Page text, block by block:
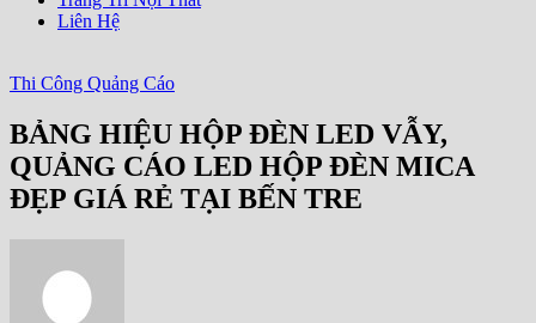
Liên Hệ
Thi Công Quảng Cáo
BẢNG HIỆU HỘP ĐÈN LED VẪY,
QUẢNG CÁO LED HỘP ĐÈN MICA
ĐẸP GIÁ RẺ TẠI BẾN TRE